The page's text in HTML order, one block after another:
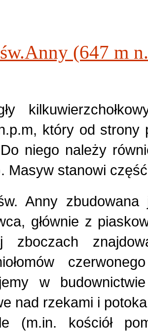
(647 m
który od strony
niego należy
Masyw stanowi
Anny zbudowana
głównie z
zboczach
w
nad rzekami i
(m.in. kościół